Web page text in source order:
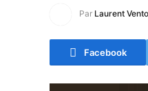
Par Laurent
Facebook